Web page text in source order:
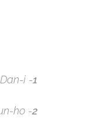
i -1
ho -2